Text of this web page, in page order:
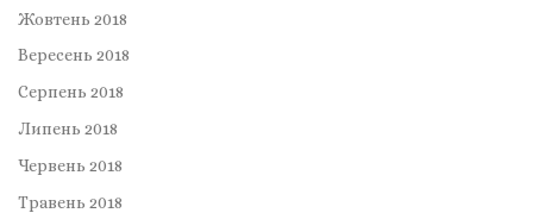
Жовтень 2018
Вересень 2018
Серпень 2018
Липень 2018
Червень 2018
Травень 2018